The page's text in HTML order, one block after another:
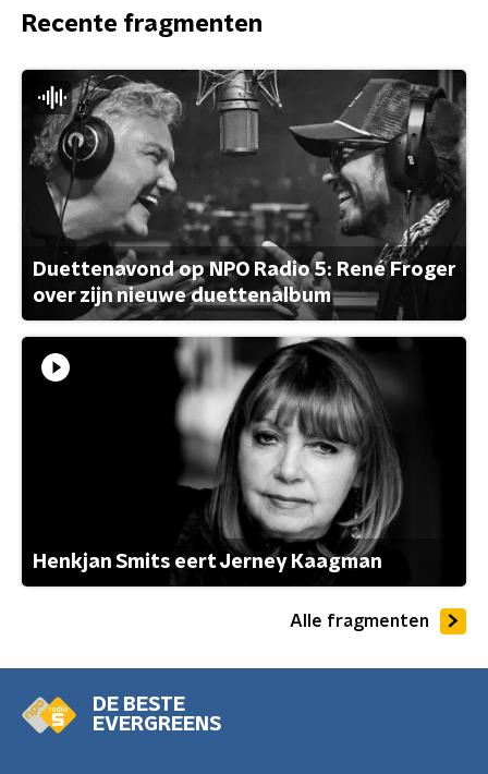
Recente fragmenten
Duettenavond op NPO Radio 5: René Froger
over zijn nieuwe duettenalbum
Henkjan Smits eert Jerney Kaagman
Alle fragmenten
DE BESTE
EVERGREENS